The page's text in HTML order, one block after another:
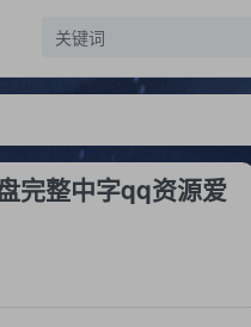
完整中字qq资源爱